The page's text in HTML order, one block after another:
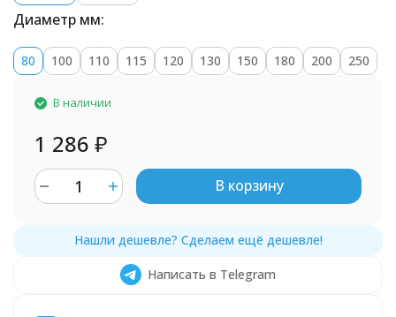
Диаметр мм:
80 100 110 115 120 130 150 180 200 250
В наличии
1 286 ₽
В корзину
Написать в Telegram